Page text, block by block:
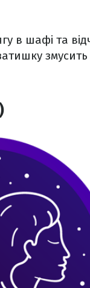
в шафі та